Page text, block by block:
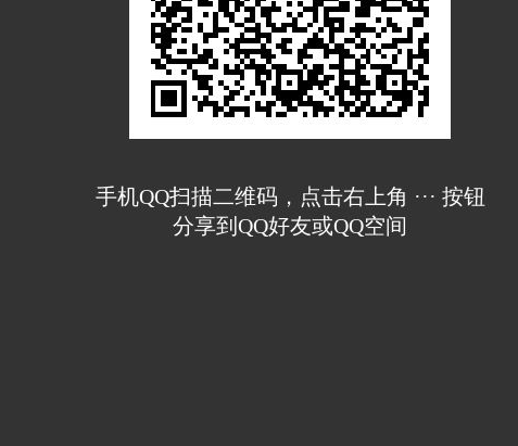
手机QQ扫描二维码，点击右上角 ··· 按钮
分享到QQ好友或QQ空间